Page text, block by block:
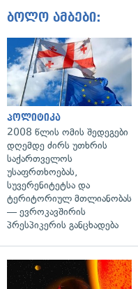
ბოლო ამბები:
პოლიტიკა
2008 წლის ომის შედეგები
დღემდე ძირს უთხრის
საქართველოს
უსაფრთხოებას,
სუვერენიტეტსა და
ტერიტორიულ მთლიანობას
— ევროკავშირის
პრესპიკერის განცხადება